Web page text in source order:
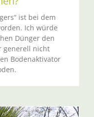
ist bei dem
Ich würde
Dünger den
generell nicht
Bodenaktivator